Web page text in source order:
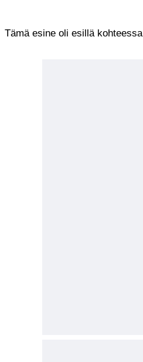
Tämä esine oli esillä kohteessa